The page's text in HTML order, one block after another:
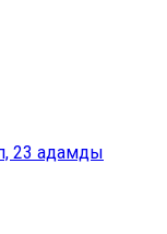
23 адамды